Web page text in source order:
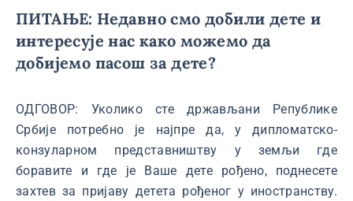
ПИТАЊЕ: Недавно смо добили дете и
интересује нас како можемо да
добијемо пасош за дете?
ОДГОВОР: Уколико сте држављани Републике
Србије потребно је најпре да, у дипломатско-
конзуларном представништву у земљи где
боравите и где је Ваше дете рођено, поднесете
захтев за пријаву детета рођеног у иностранству.